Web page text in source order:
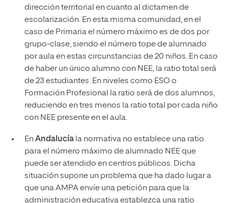
dirección territorial en cuanto al dictamen de
escolarización. En esta misma comunidad, en el
caso de Primaria el número máximo es de dos por
grupo-clase, siendo el número tope de alumnado
por aula en estas circunstancias de 20 niños. En caso
de haber un único alumno con NEE, la ratio total será
de 23 estudiantes. En niveles como ESO o
Formación Profesional la ratio será de dos alumnos,
reduciendo en tres menos la ratio total por cada niño
con NEE presente en el aula.
EnAndalucíala normativa no establece una ratio
para el número máximo de alumnado NEE que
puede ser atendido en centros públicos. Dicha
situación supone un problema que ha dado lugar a
que una AMPA envíe una petición para que la
administración educativa establezca una ratio